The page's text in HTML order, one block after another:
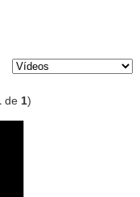
de1)